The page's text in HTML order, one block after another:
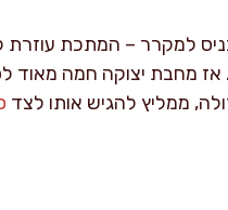
למקרר – המתכת עוזרת
יצוקה חמה מאוד
ממליץ להגיש אותו לצד